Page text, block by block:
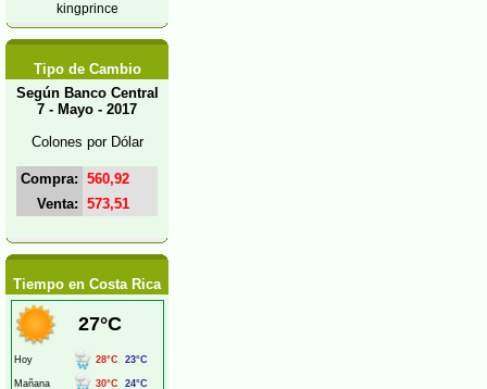
kingprince
Tipo de Cambio
Según Banco Central
7 - Mayo - 2017
Colones por Dólar
Compra: 560,92
Venta: 573,51
Tiempo en Costa Rica